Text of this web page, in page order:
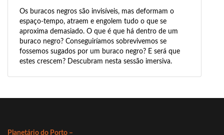
Os buracos negros são invisíveis, mas deformam o
espaço-tempo, atraem e engolem tudo o que se
aproxima demasiado. O que é que há dentro de um
buraco negro? Conseguiríamos sobrevivemos se
fossemos sugados por um buraco negro? E será que
estes crescem? Descubram nesta sessão imersiva.
Planetário do Porto –